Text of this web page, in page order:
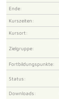
Ende:
Kurszeiten:
Kursort:
Zielgruppe:
Fortbildungspunkte:
Status:
Downloads: